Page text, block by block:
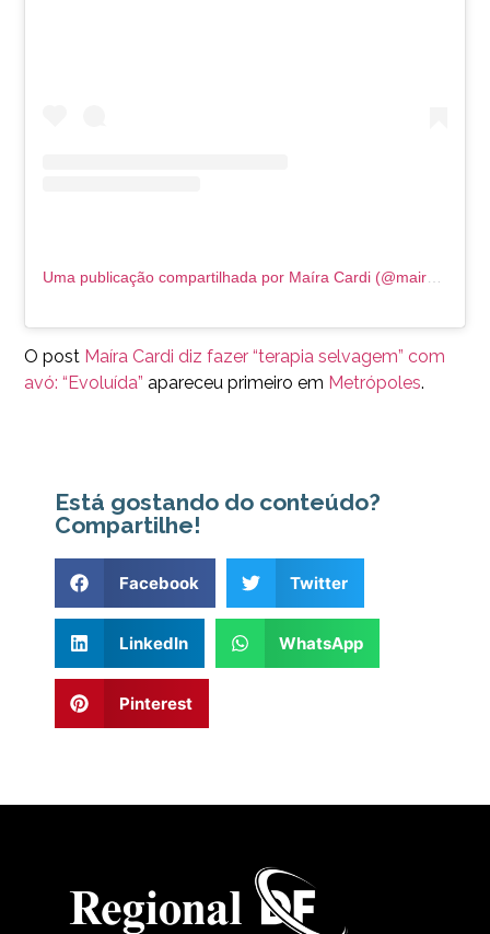
O post Maíra Cardi diz fazer “terapia selvagem” com
avó: “Evoluída” apareceu primeiro em Metrópoles.
Está gostando do conteúdo?
Compartilhe!
Facebook Twitter
LinkedIn WhatsApp
Pinterest